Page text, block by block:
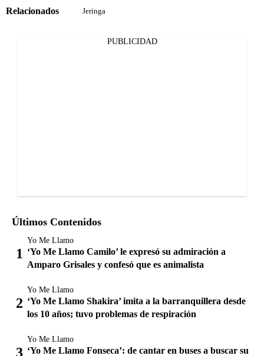
Relacionados Jeringa
PUBLICIDAD
Últimos Contenidos
Yo Me Llamo
‘Yo Me Llamo Camilo’ le expresó su admiración a
Amparo Grisales y confesó que es animalista
Yo Me Llamo
‘Yo Me Llamo Shakira’ imita a la barranquillera desde
los 10 años; tuvo problemas de respiración
Yo Me Llamo
‘Yo Me Llamo Fonseca’: de cantar en buses a buscar su